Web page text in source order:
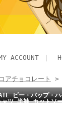
ACCOUNT ｜
アチョコレート >
ビー・バップ
ツ 半袖 カットソ